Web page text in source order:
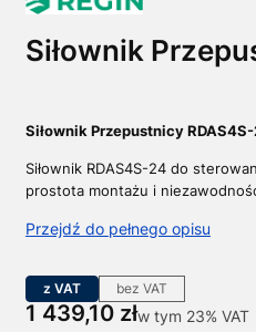
Siłownik
Siłownik Przepustnicy
Siłownik RDAS4S-24 do
prostota montażu i
Przejdź do pełnego opisu
z VAT bez VAT
Cena
1 439,10 złw tym 23% VAT
w tym 23% VAT